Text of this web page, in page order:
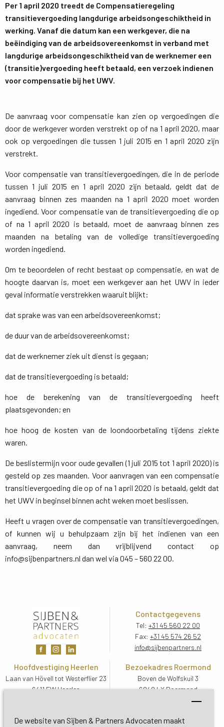
De website van Sijben & Partners Advocaten maakt
Per 1 april 2020 treedt de Compensatieregeling
transitievergoeding langdurige arbeidsongeschiktheid in
werking. Vanaf die datum kan een werkgever, die na
beëindiging van de arbeidsovereenkomst in verband met
langdurige arbeidsongeschiktheid van de werknemer een
(transitie)vergoeding heeft betaald, een verzoek indienen
voor compensatie bij het UWV.
De aanvraag voor compensatie kan zien op vergoedingen die
door de werkgever worden verstrekt op of na 1 april 2020, maar
ook op vergoedingen die tussen 1 juli 2015 en 1 april 2020 zijn
verstrekt.
Voor compensatie van transitievergoedingen, die in de periode
tussen 1 juli 2015 en 1 april 2020 zijn betaald, geldt dat de
aanvraag binnen zes maanden na 1 april 2020 moet worden
ingediend. Voor compensatie van de transitievergoeding die op
of na 1 april 2020 is betaald, moet de aanvraag binnen zes
maanden na betaling van de volledige transitievergoeding
worden ingediend.
Om te beoordelen of recht bestaat op compensatie, en wat de
hoogte daarvan is, moet een werkgever aan het UWV in ieder
geval informatie verstrekken waaruit blijkt:
dat sprake was van een arbeidsovereenkomst;
de duur van de arbeidsovereenkomst;
dat de werknemer ziek uit dienst is gegaan;
dat de transitievergoeding is betaald;
hoe de berekening van de transitievergoeding heeft
plaatsgevonden; en
hoe hoog de kosten van de loondoorbetaling tijdens ziekte
waren.
De beslistermijn voor oude gevallen (1 juli 2015 tot 1 april 2020) is
gesteld op zes maanden. Voor aanvragen van een compensatie
transitievergoeding die op of na 1 april 2020 is betaald, geldt dat
het UWV in beginsel binnen acht weken moet beslissen.
Heeft u vragen over de compensatie van transitievergoedingen,
of kunnen wij u behulpzaam zijn bij het indienen van een
aanvraag, neem dan vrijblijvend contact op
info@sijbenpartners.nl dan wel via 045 – 560 22 00.
Contactgegevens
Tel: +31 45 560 22 00
Fax: +31 45 574 26 52
info@sijbenpartners.nl
Hoofdvestiging Heerlen
Laan van Hövell tot Westerflier 23
6411 EW Heerlen
Bezoekadres Roermond
Boven de Wolfskuil 3
6049 LX Roermond
Routebeschrijving
Bezoekadres De Bilt